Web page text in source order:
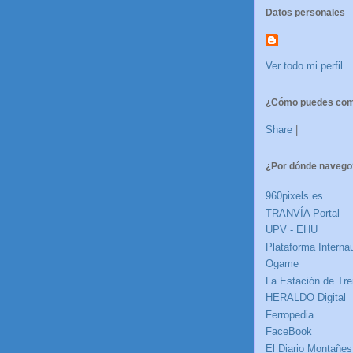
Datos personales
Ver todo mi perfil
¿Cómo puedes
Share
¿Por dónde
960pixels.es
TRANVÍA Portal
UPV - EHU
Plataforma
Ogame
La Estación de
HERALDO Digital
Ferropedia
FaceBook
El Diario Montañes